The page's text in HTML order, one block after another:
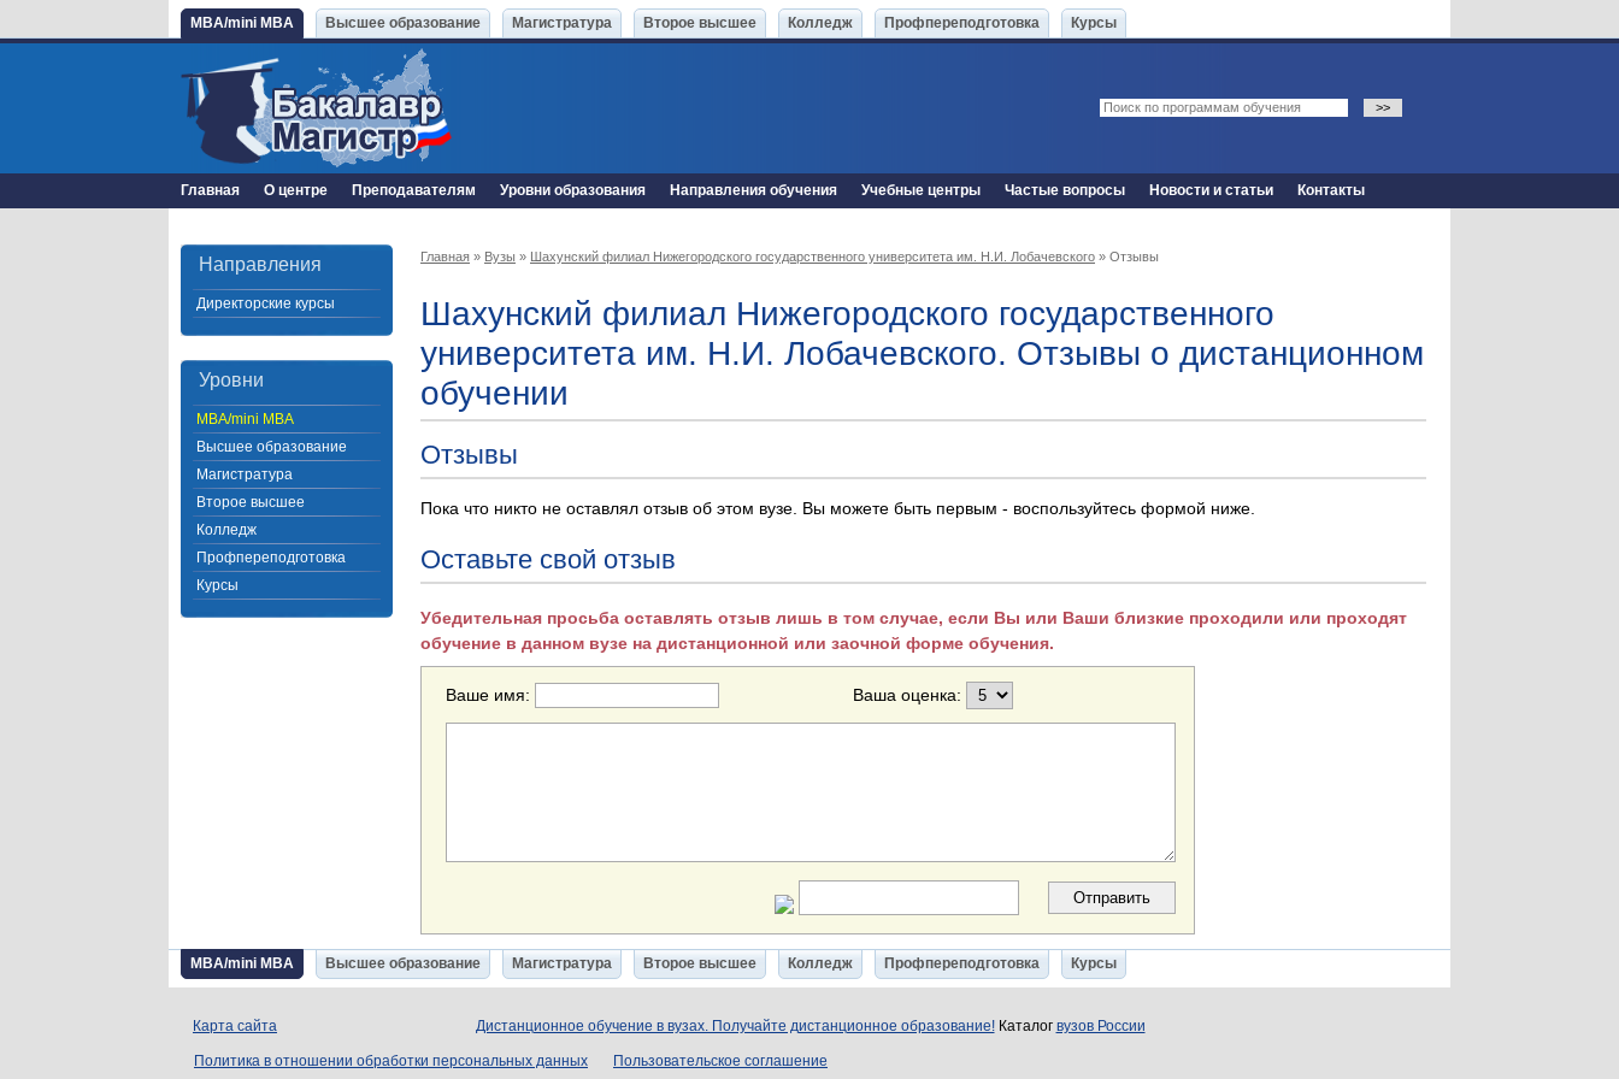
MBA/mini MBA Высшее образование Магистратура Второе высшее Колледж Профпереподготовка Курсы
Главная О центре Преподавателям Уровни образования Направления обучения Учебные центры Частые вопросы Новости и статьи Контакты
Направления
Директорские курсы
Уровни
MBA/mini MBA
Высшее образование
Магистратура
Второе высшее
Колледж
Профпереподготовка
Курсы
Главная » Вузы » Шахунский филиал Нижегородского государственного университета им. Н.И. Лобачевского » Отзывы
Шахунский филиал Нижегородского государственного
университета им. Н.И. Лобачевского. Отзывы о дистанционном
обучении
Отзывы
Пока что никто не оставлял отзыв об этом вузе. Вы можете быть первым - воспользуйтесь формой ниже.
Оставьте свой отзыв
Убедительная просьба оставлять отзыв лишь в том случае, если Вы или Ваши близкие проходили или проходят
обучение в данном вузе на дистанционной или заочной форме обучения.
Ваше имя: Ваша оценка:
MBA/mini MBA Высшее образование Магистратура Второе высшее Колледж Профпереподготовка Курсы
Карта сайта Дистанционное обучение в вузах. Получайте дистанционное образование!Каталог вузов России
Политика в отношении обработки персональных данных Пользовательское соглашение